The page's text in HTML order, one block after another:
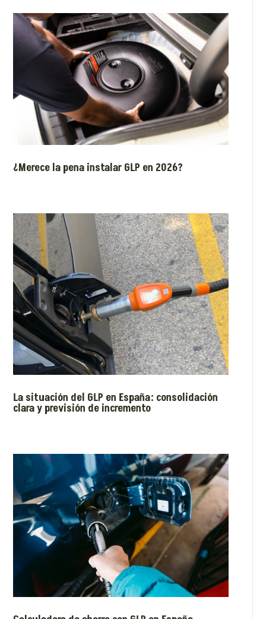
¿Merece la pena instalar GLP en 2026?
La situación del GLP en España: consolidación
clara y previsión de incremento